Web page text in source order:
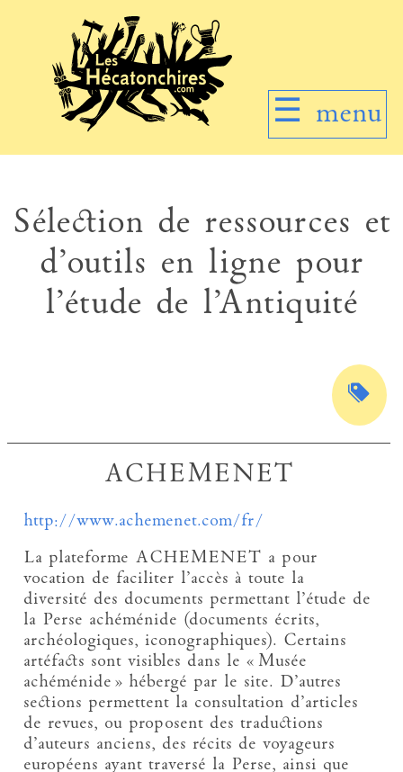
☰ menu
Sélection de ressources et
d’outils en ligne pour
l’étude de l’Antiquité
ACHEMENET
http://www.achemenet.com/fr/
La plateforme ACHEMENET a pour
vocation de faciliter l’accès à toute la
diversité des documents permettant l’étude de
la Perse achéménide (documents écrits,
archéologiques, iconographiques). Certains
artéfacts sont visibles dans le « Musée
achéménide » hébergé par le site. D’autres
sections permettent la consultation d’articles
de revues, ou proposent des traductions
d’auteurs anciens, des récits de voyageurs
européens ayant traversé la Perse, ainsi que